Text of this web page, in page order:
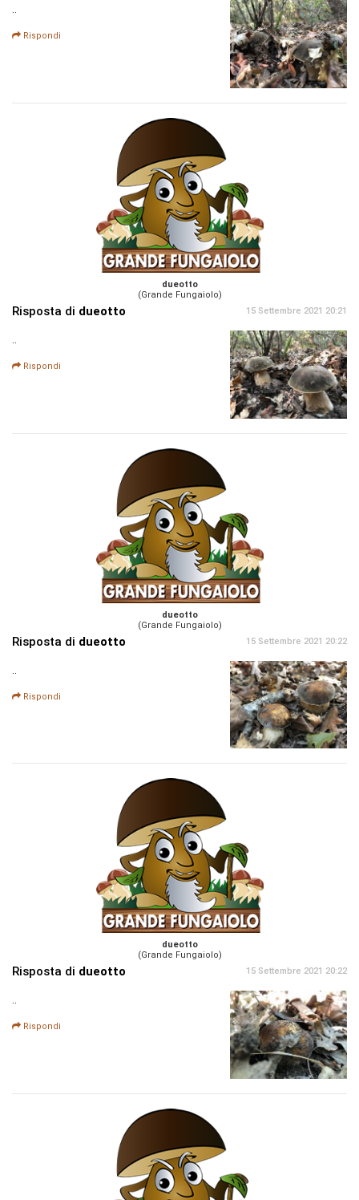
..
Rispondi
dueotto
(Grande Fungaiolo)
Risposta di dueotto 15 Settembre 2021 20:21
..
Rispondi
dueotto
(Grande Fungaiolo)
Risposta di dueotto 15 Settembre 2021 20:22
..
Rispondi
dueotto
(Grande Fungaiolo)
Risposta di dueotto 15 Settembre 2021 20:22
..
Rispondi